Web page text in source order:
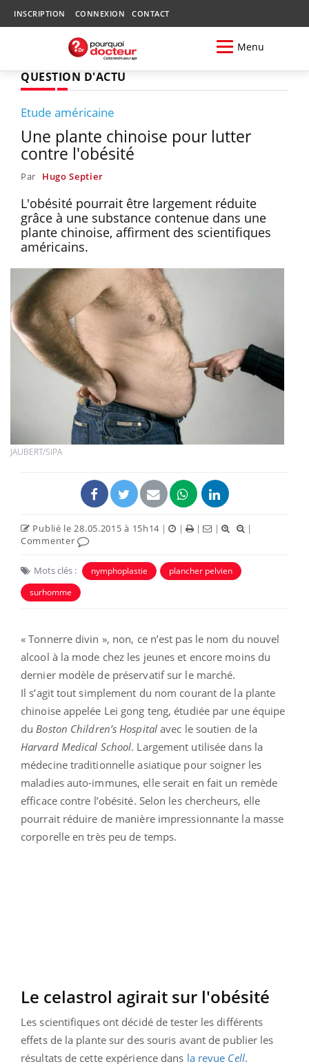
INSCRIPTION CONNEXION CONTACT
Menu
QUESTION D'ACTU
Etude américaine
Une plante chinoise pour lutter
contre l'obésité
Par Hugo Septier
L'obésité pourrait être largement réduite
grâce à une substance contenue dans une
plante chinoise, affirment des scientifiques
américains.
JAUBERT/SIPA
Publié le 28.05.2015 à 15h14 | | | |
|
Commenter
Mots clés : nymphoplastie
plancher pelvien
surhomme
« Tonnerre divin », non, ce n’est pas le nom du nouvel
alcool à la mode chez les jeunes et encore moins du
dernier modèle de préservatif sur le marché.
Il s’agit tout simplement du nom courant de la plante
chinoise appelée Lei gong teng, étudiée par une équipe
du Boston Children’s Hospitalavec le soutien de la
Harvard Medical School. Largement utilisée dans la
médecine traditionnelle asiatique pour soigner les
maladies auto-immunes, elle serait en fait un remède
efficace contre l’obésité. Selon les chercheurs, elle
pourrait réduire de manière impressionnante la masse
corporelle en très peu de temps.
Le celastrol agirait sur l'obésité
Les scientifiques ont décidé de tester les différents
effets de la plante sur des souris avant de publier les
résultats de cette expérience dans la revue Cell.